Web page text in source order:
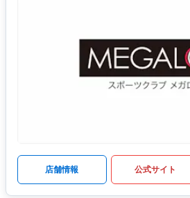
店舗情報 公式サイト